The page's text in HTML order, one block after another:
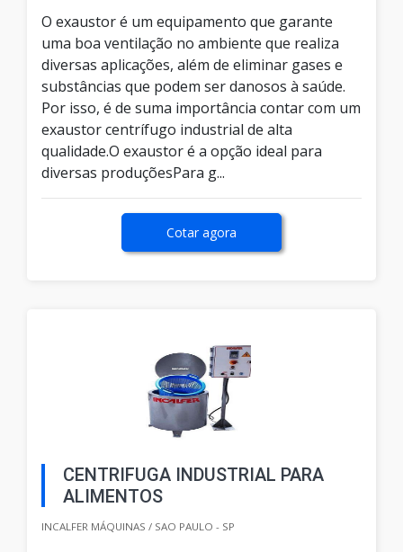
O exaustor é um equipamento que garante
uma boa ventilação no ambiente que realiza
diversas aplicações, além de eliminar gases e
substâncias que podem ser danosos à saúde.
Por isso, é de suma importância contar com um
exaustor centrífugo industrial de alta
qualidade.O exaustor é a opção ideal para
diversas produçõesPara g...
Cotar agora
CENTRIFUGA INDUSTRIAL PARA
ALIMENTOS
INCALFER MÁQUINAS / SAO PAULO - SP